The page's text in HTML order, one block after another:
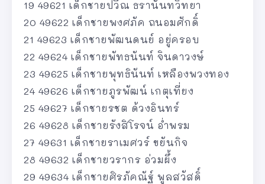
19 49621 เด็กชายปวีณ ธรานันทวิทยา
20 49622 เด็กชายพงศภัค ถนอมศักดิ์
21 49623 เด็กชายพัฒนดนย์ อยู่ครอบ
22 49624 เด็กชายพัทธนันท์ จินดาวงษ์
23 49625 เด็กชายพุทธินันท์ เหลืองพวงทอง
24 49626 เด็กชายภูรพัฒน์ เกตุเที่ยง
25 49627 เด็กชายรชต ด้วงอินทร์
26 49628 เด็กชายรังสิโรจน์ อ่ำพรม
27 49631 เด็กชายราเมศวร์ ขยันกิจ
28 49632 เด็กชายวรากร อ่วมผึ้ง
29 49634 เด็กชายศิรภัคณัฐ์ พูลสวัสดิ์